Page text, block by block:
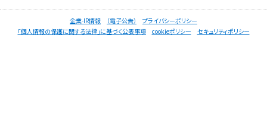
企業-IR情報 （電子公告）
プライバシーポリシー
「個人情報の保護に関する法律」に基づく公表事項
cookieポリシー セキュリティポリシー